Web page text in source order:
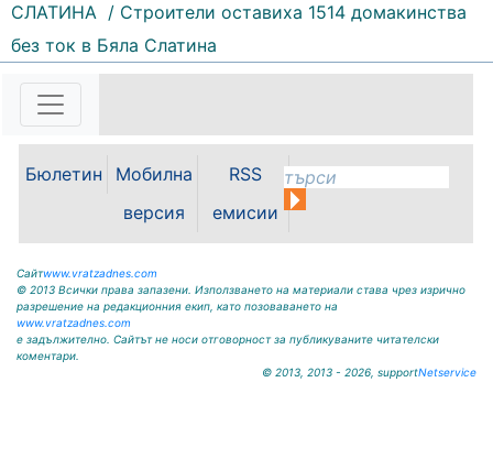
100 | 2026-08-07 10:17:52
ВРАЦА 3060 гр. Криводол,
ул.”Освобождение”№ 13, тел.
09117 / 20-45, e-mail:
krivodol@mbox.is-bg.net ОБЯВА
На основание чл. 8, ал. 4,
чл. 14, ал. 7 от ЗОС; чл. 92, ал. 1...
СЛАТИНА / Строители оставиха 1514 домакинства
без ток в Бяла Слатина
Бюлетин
Мобилна
версия
RSS
емисии
Сайтwww.vratzadnes.com
© 2013 Всички права запазени. Използването на материали става чрез изрично
разрешение на редакционния екип, като позоваването на
www.vratzadnes.com
е задължително. Сайтът не носи отговорност за публикуваните читателски
коментари.
© 2013, 2013 - 2026, supportNetservice